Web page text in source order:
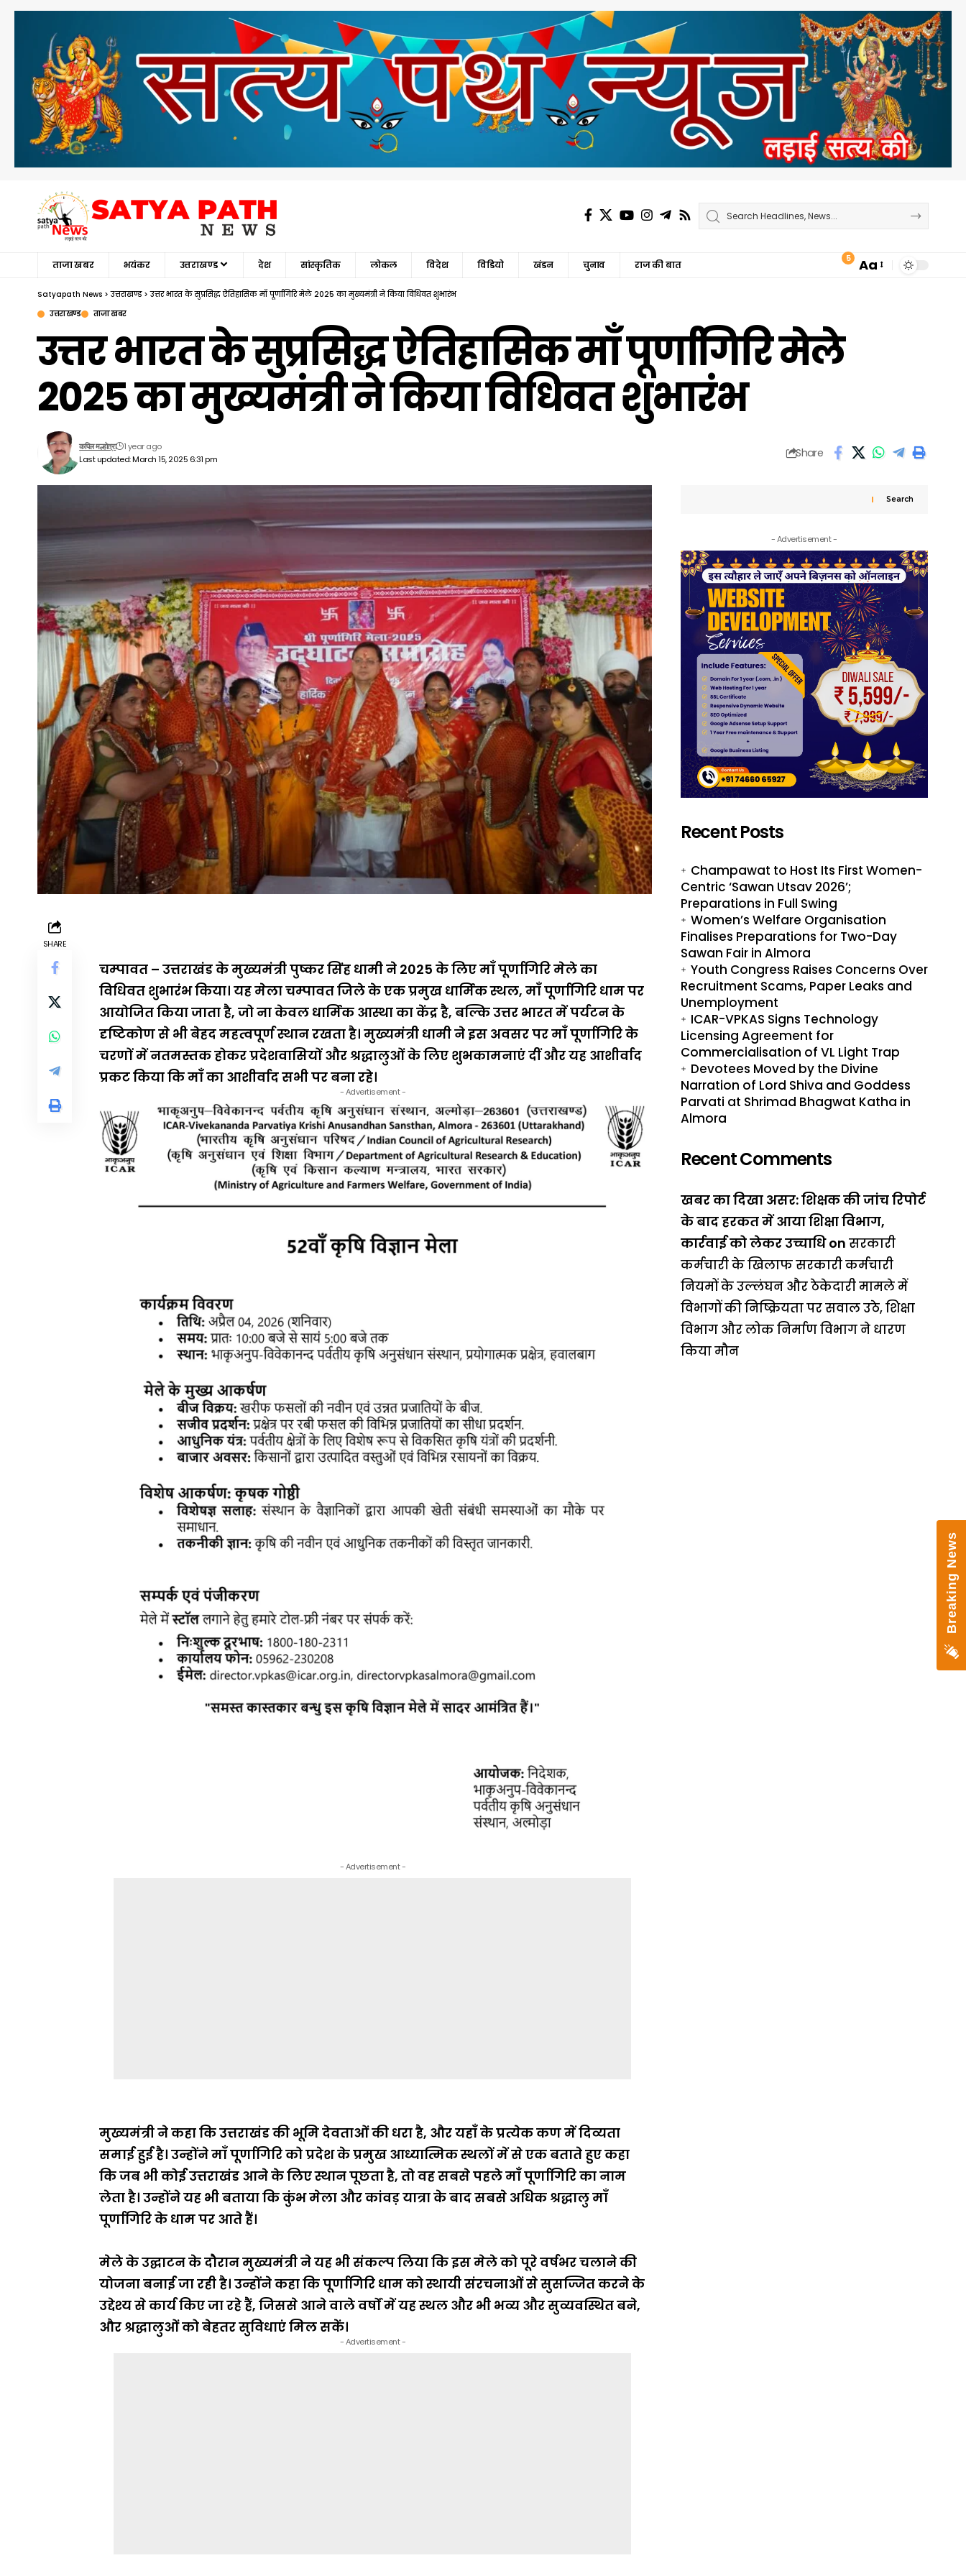
ताजा खबर भयंकर उत्तराखण्ड देश सांस्कृतिक लोकल विदेश विडियो खंडन चुनाव राज की बात
5 Aa
Satyapath News >उत्तराखण्ड>उत्तर भारत के सुप्रसिद्ध ऐतिहासिक माँ पूर्णागिरि मेले 2025 का मुख्यमंत्री ने किया विधिवत शुभारंभ
उत्तराखण्ड
ताजा खबर
उत्तर भारत के सुप्रसिद्ध ऐतिहासिक माँ पूर्णागिरि मेले
2025 का मुख्यमंत्री ने किया विधिवत शुभारंभ
Last updated: March 15, 2025 6:31 pm
कपिल मल्होत्रा 1 year ago Share
SHARE
चम्पावत – उत्तराखंड के मुख्यमंत्री पुष्कर सिंह धामी ने 2025 के लिए माँ पूर्णागिरि मेले का
विधिवत शुभारंभ किया। यह मेला चम्पावत जिले के एक प्रमुख धार्मिक स्थल, माँ पूर्णागिरि धाम पर
आयोजित किया जाता है, जो ना केवल धार्मिक आस्था का केंद्र है, बल्कि उत्तर भारत में पर्यटन के
दृष्टिकोण से भी बेहद महत्वपूर्ण स्थान रखता है। मुख्यमंत्री धामी ने इस अवसर पर माँ पूर्णागिरि के
चरणों में नतमस्तक होकर प्रदेशवासियों और श्रद्धालुओं के लिए शुभकामनाएं दीं और यह आशीर्वाद
प्रकट किया कि माँ का आशीर्वाद सभी पर बना रहे।
- Advertisement -
- Advertisement -
मुख्यमंत्री ने कहा कि उत्तराखंड की भूमि देवताओं की धरा है, और यहाँ के प्रत्येक कण में दिव्यता
समाई हुई है। उन्होंने माँ पूर्णागिरि को प्रदेश के प्रमुख आध्यात्मिक स्थलों में से एक बताते हुए कहा
कि जब भी कोई उत्तराखंड आने के लिए स्थान पूछता है, तो वह सबसे पहले माँ पूर्णागिरि का नाम
लेता है। उन्होंने यह भी बताया कि कुंभ मेला और कांवड़ यात्रा के बाद सबसे अधिक श्रद्धालु माँ
पूर्णागिरि के धाम पर आते हैं।
मेले के उद्घाटन के दौरान मुख्यमंत्री ने यह भी संकल्प लिया कि इस मेले को पूरे वर्षभर चलाने की
योजना बनाई जा रही है। उन्होंने कहा कि पूर्णागिरि धाम को स्थायी संरचनाओं से सुसज्जित करने के
उद्देश्य से कार्य किए जा रहे हैं, जिससे आने वाले वर्षों में यह स्थल और भी भव्य और सुव्यवस्थित बने,
और श्रद्धालुओं को बेहतर सुविधाएं मिल सकें।
- Advertisement -
Search
- Advertisement -
Recent Posts
Champawat to Host Its First Women-
Centric ‘Sawan Utsav 2026’;
Preparations in Full Swing
Women’s Welfare Organisation
Finalises Preparations for Two-Day
Sawan Fair in Almora
Youth Congress Raises Concerns Over
Recruitment Scams, Paper Leaks and
Unemployment
ICAR-VPKAS Signs Technology
Licensing Agreement for
Commercialisation of VL Light Trap
Devotees Moved by the Divine
Narration of Lord Shiva and Goddess
Parvati at Shrimad Bhagwat Katha in
Almora
Recent Comments
खबर का दिखा असर: शिक्षक की जांच रिपोर्ट
के बाद हरकत में आया शिक्षा विभाग,
कार्रवाई को लेकर उच्चाधिon सरकारी
कर्मचारी के खिलाफ सरकारी कर्मचारी
नियमों के उल्लंघन और ठेकेदारी मामले में
विभागों की निष्क्रियता पर सवाल उठे, शिक्षा
विभाग और लोक निर्माण विभाग ने धारण
किया मौन
Breaking News